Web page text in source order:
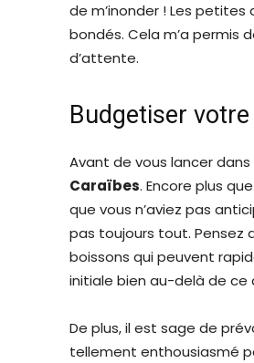
de m’inonder ! Les
bondés. Cela m’a permis
d’attente.
Budgetiser
Avant de vous lancer
Caraïbes. Encore plus
que vous n’aviez pas
pas toujours tout. Pensez
boissons qui peuvent
initiale bien au-delà de ce
De plus, il est sage de
tellement enthousiasmé